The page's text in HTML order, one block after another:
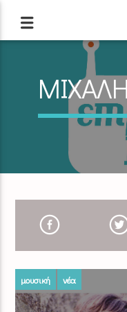
μουσική νέα